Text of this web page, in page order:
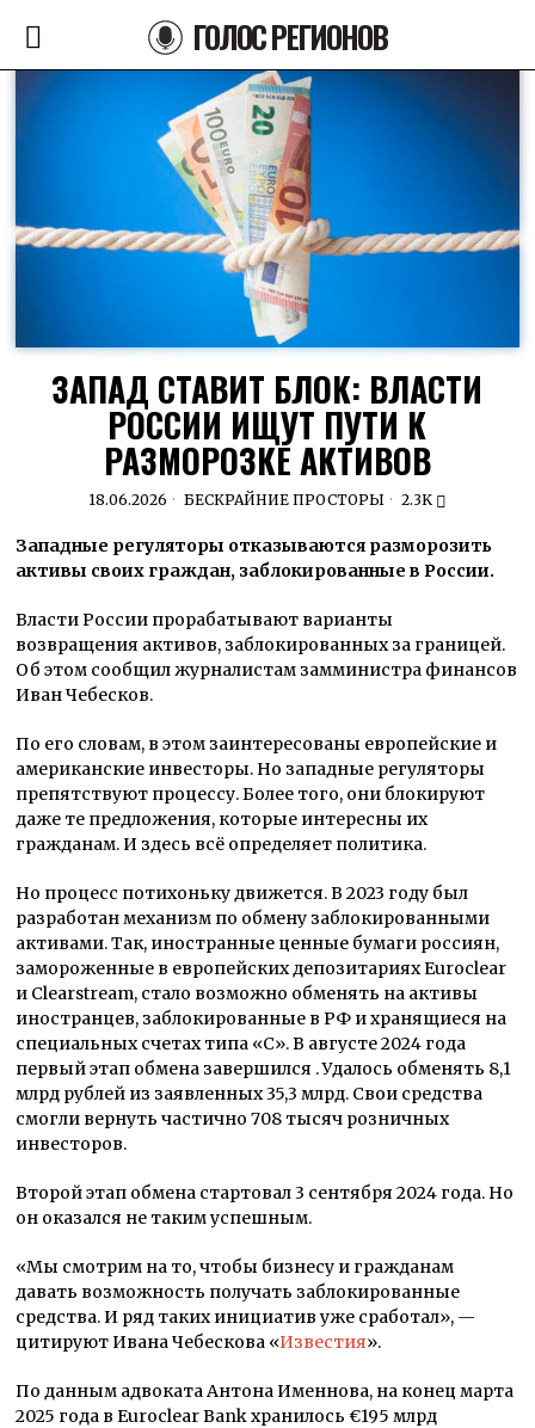
ГОЛОС РЕГИОНОВ
ЗАПАД СТАВИТ БЛОК: ВЛАСТИ
РОССИИ ИЩУТ ПУТИ К
РАЗМОРОЗКЕ АКТИВОВ
18.06.2026 БЕСКРАЙНИЕ ПРОСТОРЫ 2.3K
Западные регуляторы отказываются разморозить
активы своих граждан, заблокированные в России.
Власти России прорабатывают варианты
возвращения активов, заблокированных за границей.
Об этом сообщил журналистам замминистра финансов
Иван Чебесков.
По его словам, в этом заинтересованы европейские и
американские инвесторы. Но западные регуляторы
препятствуют процессу. Более того, они блокируют
даже те предложения, которые интересны их
гражданам. И здесь всё определяет политика.
Но процесс потихоньку движется. В 2023 году был
разработан механизм по обмену заблокированными
активами. Так, иностранные ценные бумаги россиян,
замороженные в европейских депозитариях Euroclear
и Clearstream, стало возможно обменять на активы
иностранцев, заблокированные в РФ и хранящиеся на
специальных счетах типа «С». В августе 2024 года
первый этап обмена завершился . Удалось обменять 8,1
млрд рублей из заявленных 35,3 млрд. Свои средства
смогли вернуть частично 708 тысяч розничных
инвесторов.
Второй этап обмена стартовал 3 сентября 2024 года. Но
он оказался не таким успешным.
«Мы смотрим на то, чтобы бизнесу и гражданам
давать возможность получать заблокированные
средства. И ряд таких инициатив уже сработал», —
цитируют Ивана Чебескова «Известия».
По данным адвоката Антона Именнова, на конец марта
2025 года в Euroclear Bank хранилось €195 млрд